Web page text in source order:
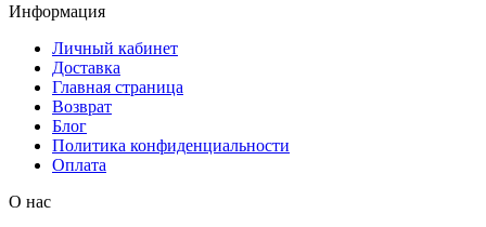
Информация
Личный кабинет
Доставка
Главная страница
Возврат
Блог
Политика конфиденциальности
Оплата
О нас